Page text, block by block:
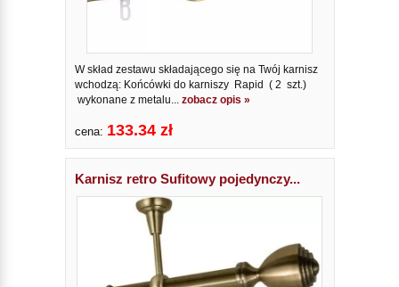
W skład zestawu składającego się na Twój karnisz
wchodzą: Końcówki do karniszy Rapid ( 2 szt.)
wykonane z metalu... zobacz opis »
cena: 133.34 zł
Karnisz retro Sufitowy pojedynczy...